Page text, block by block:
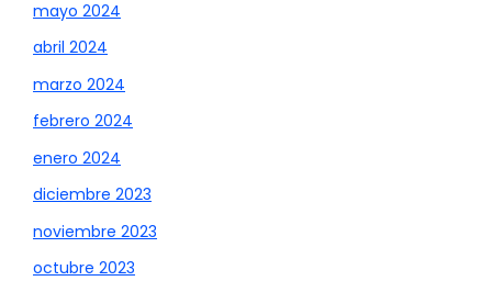
mayo 2024
abril 2024
marzo 2024
febrero 2024
enero 2024
diciembre 2023
noviembre 2023
octubre 2023